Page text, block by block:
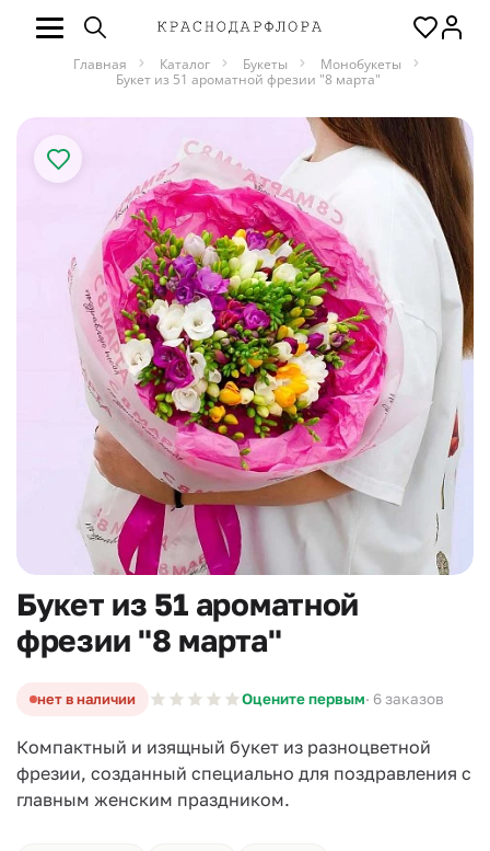
Главная Каталог Букеты
Монобукеты
Букет из 51 ароматной фрезии "8 марта"
Букет из 51 ароматной
фрезии "8 марта"
нет в наличии Оцените первым· 6 заказов
Компактный и изящный букет из разноцветной
фрезии, созданный специально для поздравления с
главным женским праздником.